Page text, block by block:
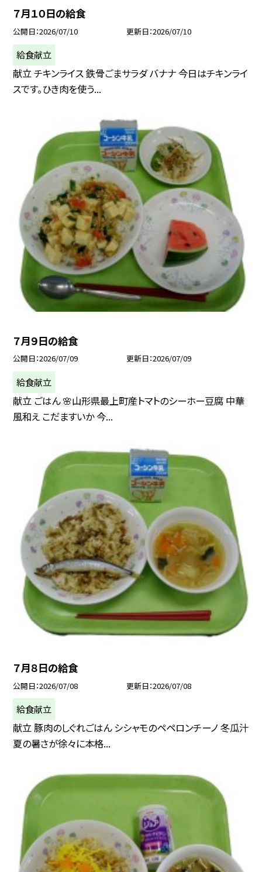
７月１０日の給食
公開日 2026/07/10 更新日 2026/07/10
給食献立
献立 チキンライス 鉄骨ごまサラダ バナナ 今日はチキンライ
スです。ひき肉を使う...
７月９日の給食
公開日 2026/07/09 更新日 2026/07/09
給食献立
献立 ごはん 🌸山形県最上町産トマトのシーホー豆腐 中華
風和え こだますいか 今...
７月８日の給食
公開日 2026/07/08 更新日 2026/07/08
給食献立
献立 豚肉のしぐれごはん シシャモのペペロンチーノ 冬瓜汁
夏の暑さが徐々に本格...